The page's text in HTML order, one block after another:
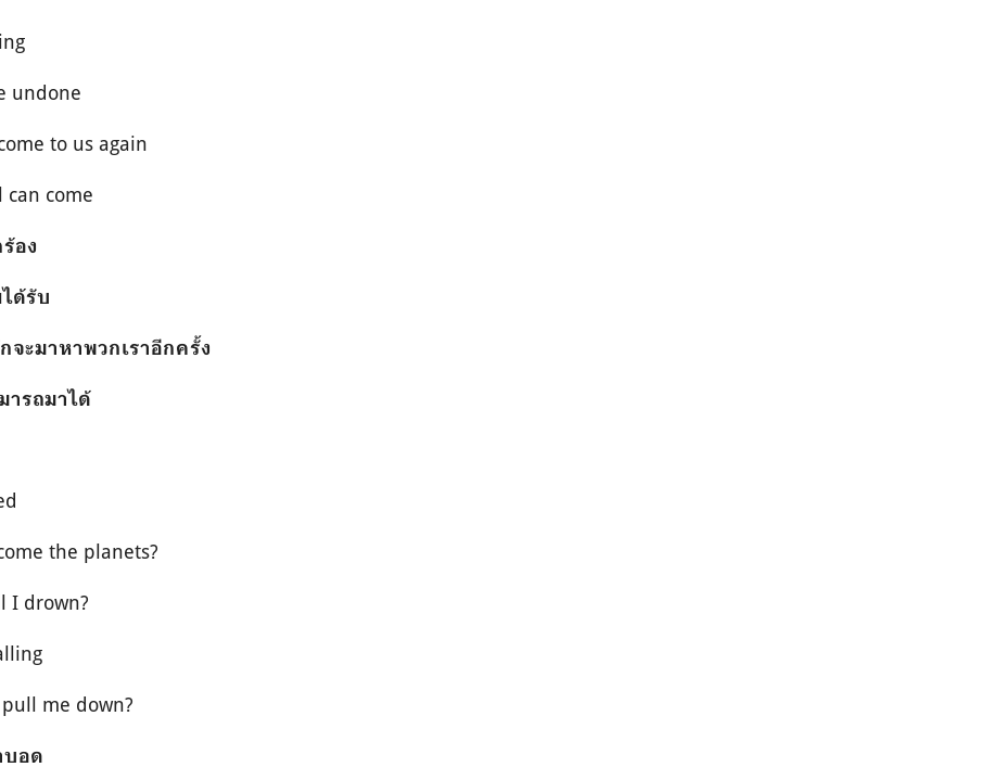
undone
to us again
can come
อง
ด้รับ
จะมาหาพวกเราอีกครั้ง
ารถมาได้
the planets?
I drown?
me down?
บอด